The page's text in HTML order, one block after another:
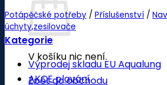
V košíku nic není.
Zpět do obchodu
Potápěčské potřeby / Příslušenství /
úchyty,zesilovače
Kategorie
Výprodej skladu EU Aqualung
AKCE plavání